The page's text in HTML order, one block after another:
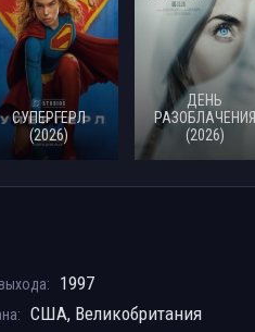
СУПЕРГЕРЛ
(2026)
ДЕНЬ
РАЗОБЛАЧЕНИЯ
(2026)
1997
США, Великобритания